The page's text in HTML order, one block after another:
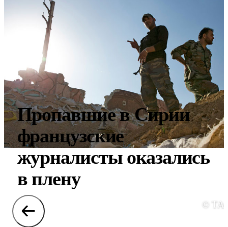
Пропавшие в Сирии
французские
журналисты оказались
в плену
©